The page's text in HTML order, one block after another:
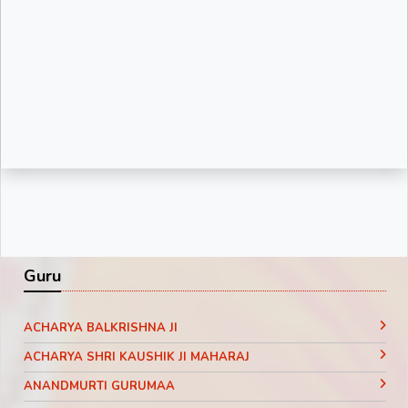
Guru
ACHARYA BALKRISHNA JI
ACHARYA SHRI KAUSHIK JI MAHARAJ
ANANDMURTI GURUMAA